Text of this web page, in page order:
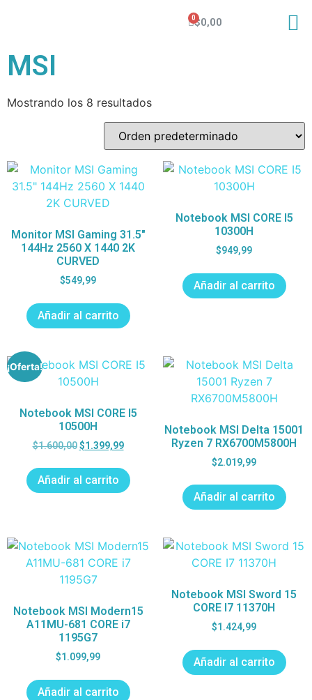
$0,00
MSI
Mostrando los 8 resultados
Monitor MSI Gaming 31.5″
144Hz 2560 X 1440 2K
CURVED
$549,99
Añadir al carrito
Notebook MSI CORE I5
10300H
$949,99
Añadir al carrito
¡Oferta!
Notebook MSI CORE I5
10500H
$1.600,00 $1.399,99
Añadir al carrito
Notebook MSI Delta 15001
Ryzen 7 RX6700M5800H
$2.019,99
Añadir al carrito
Notebook MSI Modern15
A11MU-681 CORE i7
1195G7
$1.099,99
Añadir al carrito
Notebook MSI Sword 15
CORE I7 11370H
$1.424,99
Añadir al carrito